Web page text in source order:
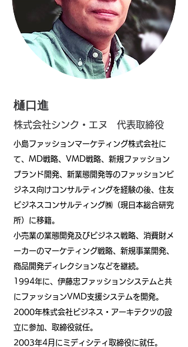
樋口進
株式会社シンク・エヌ 代表取締役
小島ファッションマーケティング株式会社に
て、MD戦略、VMD戦略、新規ファッション
ブランド開発、新業態開発等のファッションビ
ジネス向けコンサルティングを経験の後、住友
ビジネスコンサルティング㈱（現日本総合研究
所）に移籍。
小売業の業態開発及びビジネス戦略、消費財メ
ーカーのマーケティング戦略、新規事業開発、
商品開発ディレクションなどを継続。
1994年に、伊藤忠ファッションシステムと共
にファッションVMD支援システムを開発。
2000年株式会社ビジネス・アーキテクツの設
立に参加、取締役就任。
2003年4月にミディシティ取締役に就任。